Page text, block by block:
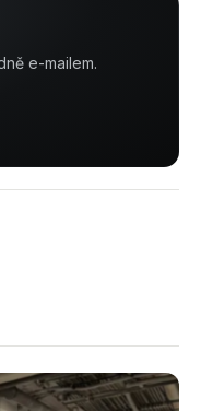
e-mailem.